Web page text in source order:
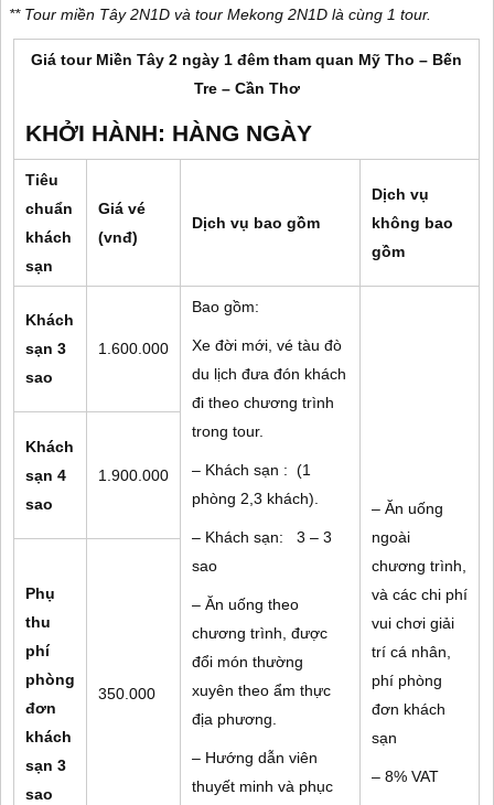
** Tour miền Tây 2N1D và tour Mekong 2N1D là cùng 1 tour.
Giá tour Miền Tây 2 ngày 1 đêm tham quan Mỹ Tho – Bến
Tre – Cần Thơ
KHỞI HÀNH: HÀNG NGÀY
Tiêu
chuẩn
khách
sạn
Giá vé
(vnđ)
Dịch vụ bao gồm
Dịch vụ
không bao
gồm
Khách
sạn 3
sao
1.600.000
Bao gồm:
Xe đời mới, vé tàu đò
du lịch đưa đón khách
đi theo chương trình
trong tour.
– Khách sạn : (1
phòng 2,3 khách).
– Khách sạn: 3 – 3
sao
– Ăn uống theo
chương trình, được
đổi món thường
xuyên theo ẩm thực
địa phương.
– Hướng dẫn viên
thuyết minh và phục
– Ăn uống
ngoài
chương trình,
và các chi phí
vui chơi giải
trí cá nhân,
phí phòng
đơn khách
sạn
– 8% VAT
Khách
sạn 4
sao
1.900.000
Phụ
thu
phí
phòng
đơn
khách
sạn 3
sao
350.000